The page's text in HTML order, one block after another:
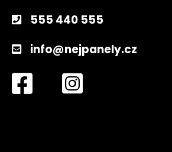
555 440 555
info@nejpanely.cz